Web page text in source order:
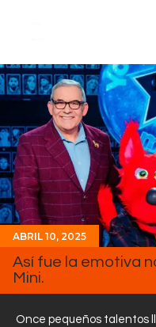
Inicio Real
Streaming
En Vivo
Descarga
Programas
Noticias
Equipo
Contactos
ABRIL 10, 2025
Así fue la emotiva
Mini.
Once pequeños talentos